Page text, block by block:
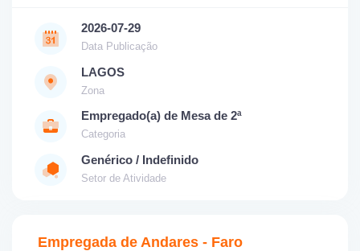
2026-07-29
Data Publicação
LAGOS
Zona
Empregado(a) de Mesa de 2ª
Categoria
Genérico / Indefinido
Setor de Atividade
Empregada de Andares - Faro